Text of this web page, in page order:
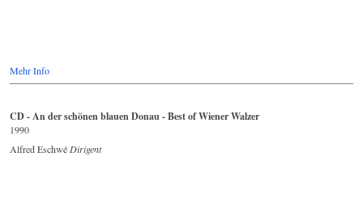
Mehr Info
CD - An der schönen blauen Donau - Best of Wiener Walzer
1990
Alfred Eschwé Dirigent